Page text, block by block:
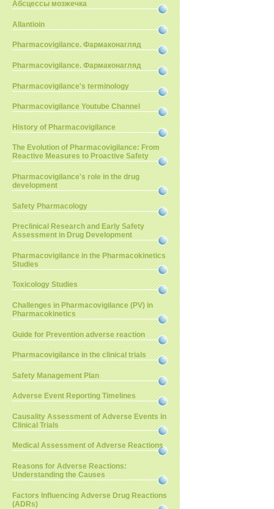
Абсцессы мозжечка
Allantioin
Pharmacovigilance. Фармаконагляд
Pharmacovigilance. Фармаконагляд
Pharmacovigilance's terminology
Pharmacovigilance Youtube Channel
History of Pharmacovigilance
The Evolution of Pharmacovigilance: From
Reactive Measures to Proactive Safety
Pharmacovigilance's role in the drug
development
Safety Pharmacology
Preclinical Research and Early Safety
Assessment in Drug Development
Pharmacovigilance in the Pharmacokinetics
Studies
Toxicology Studies
Challenges in Pharmacovigilance (PV) in
Pharmacokinetics
Guide for Prevention adverse reaction
Pharmacovigilance in the clinical trials
Safety Management Plan
Adverse Event Reporting Timelines
Causality Assessment of Adverse Events in
Clinical Trials
Medical Assessment of Adverse Reactions
Reasons for Adverse Reactions:
Understanding the Causes
Factors Influencing Adverse Drug Reactions
(ADRs)